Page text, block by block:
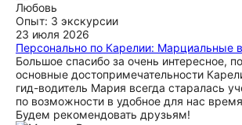
Любовь
Опыт: 3 экскурсии
23 июля 2026
Персонально по Карелии: Марциальные
Большое спасибо за очень интересное,
основные достопримечательности
гид-водитель Мария всегда старалась
по возможности в удобное для нас
Будем рекомендовать друзьям!